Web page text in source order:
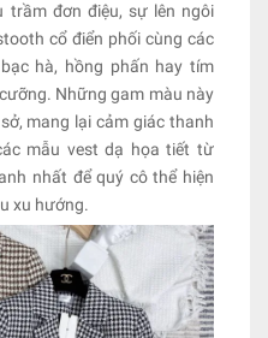
trầm đơn điệu, sự lên ngôi
cổ điển phối cùng các
hà, hồng phấn hay tím
Những gam màu này
mang lại cảm giác thanh
mẫu vest dạ họa tiết từ
nhất để quý cô thể hiện
xu hướng.